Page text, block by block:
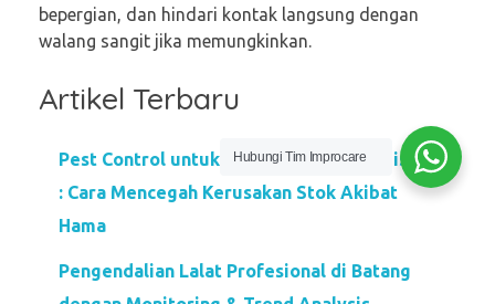
bepergian, dan hindari kontak langsung dengan
walang sangit jika memungkinkan.
Artikel Terbaru
Pest Control untuk Warehouse dan Logistik
: Cara Mencegah Kerusakan Stok Akibat
Hama
Pengendalian Lalat Profesional di Batang
Hubungi Tim Improcare